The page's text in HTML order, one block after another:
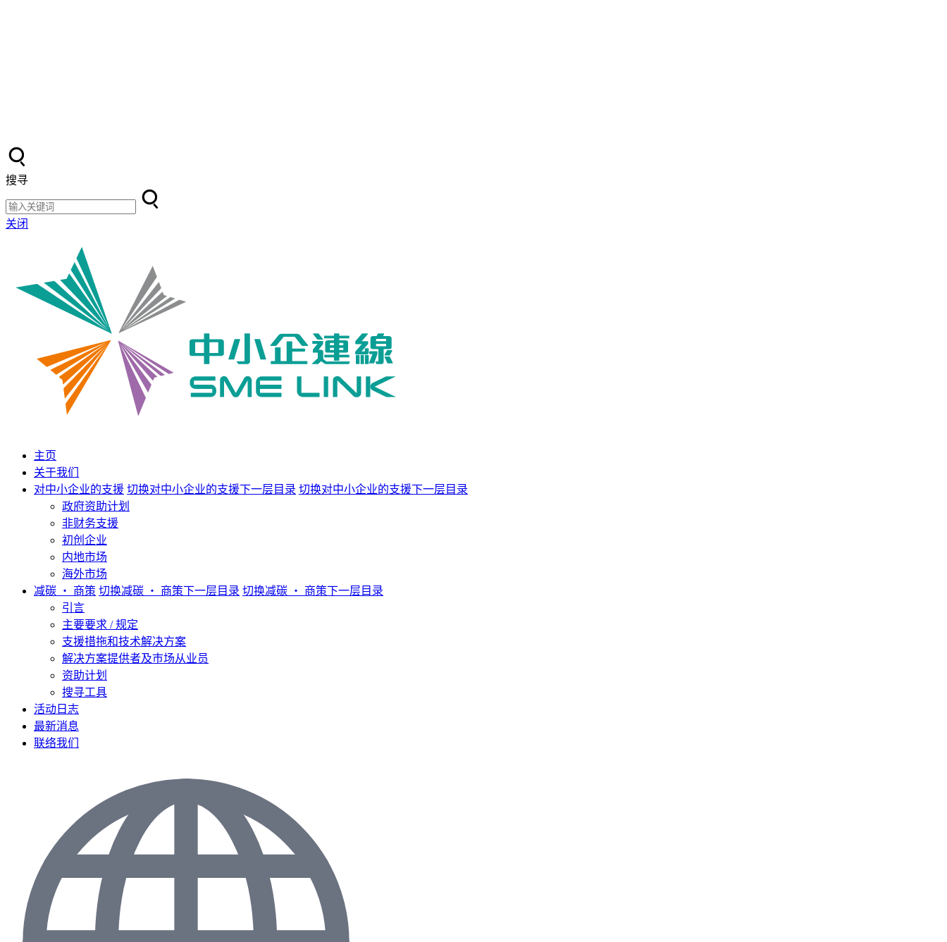
搜寻
关闭
主页
关于我们
对中小企业的支援 切换对中小企业的支援下一层目录 切换对中小企业的支援下一层目录
政府资助计划
非财务支援
初创企业
内地市场
海外市场
减碳 ‧ 商策 切换减碳 ‧ 商策下一层目录 切换减碳 ‧ 商策下一层目录
引言
主要要求 / 规定
支援措拖和技术解决方案
解决方案提供者及巿场从业员
资助计划
搜寻工具
活动日志
最新消息
联络我们